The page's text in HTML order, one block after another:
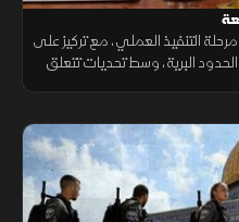
مرحلة التنفيذ العملي، مع تركيز على
البرية، وسط تحديات تتعلق